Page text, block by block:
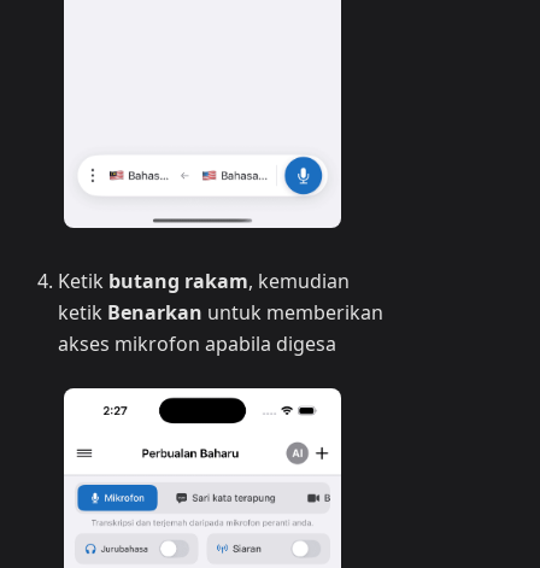
Ketik butang rakam, kemudian
ketik Benarkan untuk memberikan
akses mikrofon apabila digesa